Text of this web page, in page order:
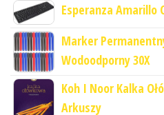
Esperanza Amarillo
Marker
Wodoodporny 30X
Koh I Noor Kalka
Arkuszy